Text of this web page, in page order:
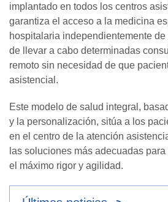
implantado en todos los centros
garantiza el acceso a la medicina
hospitalaria independientemente
de llevar a cabo determinadas
remoto sin necesidad de que
asistencial.
Este modelo de salud integral,
y la personalización, sitúa a los
en el centro de la atención
las soluciones más adecuadas
el máximo rigor y agilidad.